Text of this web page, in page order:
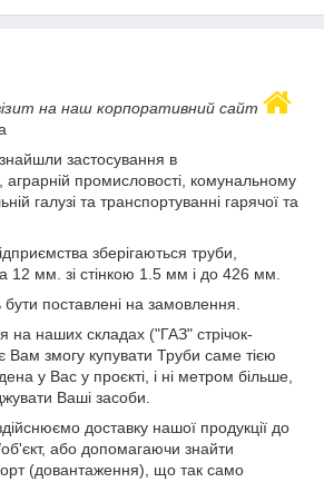
на наш корпоративний сайт
знайшли застосування в
аграрній промисловості, комунальному
галузі та транспортуванні гарячої та
зберігаються труби,
12 мм. зі стінкою 1.5 мм і до 426 мм.
поставлені на замовлення.
на наших складах ("ГАЗ" стрічок-
Вам змогу купувати Труби саме тією
у Вас у проєкті, і ні метром більше,
Ваші засоби.
доставку нашої продукції до
або допомагаючи знайти
(довантаження), що так само